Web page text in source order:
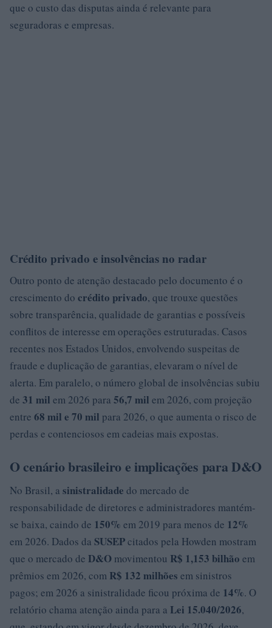
que o custo das disputas ainda é relevante para
seguradoras e empresas.
Crédito privado e insolvências no radar
Outro ponto de atenção destacado pelo documento é o
crescimento do crédito privado, que trouxe questões
sobre transparência, qualidade de garantias e possíveis
conflitos de interesse em operações estruturadas. Casos
recentes nos Estados Unidos, envolvendo suspeitas de
fraude e duplicação de garantias, elevaram o nível de
alerta. Em paralelo, o número global de insolvências subiu
de 31 mil em 2026 para 56,7 mil em 2026, com projeção
entre 68 mil e 70 mil para 2026, o que aumenta o risco de
perdas e contenciosos em cadeias mais expostas.
O cenário brasileiro e implicações para D&O
No Brasil, a sinistralidade do mercado de
responsabilidade de diretores e administradores mantém-
se baixa, caindo de 150% em 2019 para menos de 12%
em 2026. Dados da SUSEPcitados pela Howden mostram
que o mercado de D&O movimentou R$ 1,153 bilhão em
prêmios em 2026, com R$ 132 milhões em sinistros
pagos; em 2026 a sinistralidade ficou próxima de 14%. O
relatório chama atenção ainda para a Lei 15.040/2026,